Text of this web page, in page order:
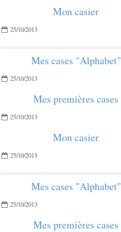
Mon casier
25/10/2013
Mes cases "Alphabet"
25/10/2013
Mes premières cases
25/10/2013
Mon casier
25/10/2013
Mes cases "Alphabet"
25/10/2013
Mes premières cases